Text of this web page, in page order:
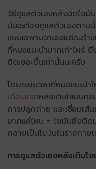
วิธีดูแลตัวเองหลังฉีดไขมั
มันจะต้องดูแลตัวเองตาม
แบบเฉพาะเจาะจงแต่ละต
ที่หมอแนะนำมากเท่าไหร่
ติดเยอะขึ้นเท่านั้นนะครับ
โดยระยะเวลาที่หมอแนะนำ
เดือนแรกหลังเติมไขมันครั
การปลูกถ่าย และเชื่อมเส้
มากแค่ไหน = ไขมันยิ่งติด
กลายเป็นไขมันในร่างกาย
การดูแลตัวเองหลังเติมไ